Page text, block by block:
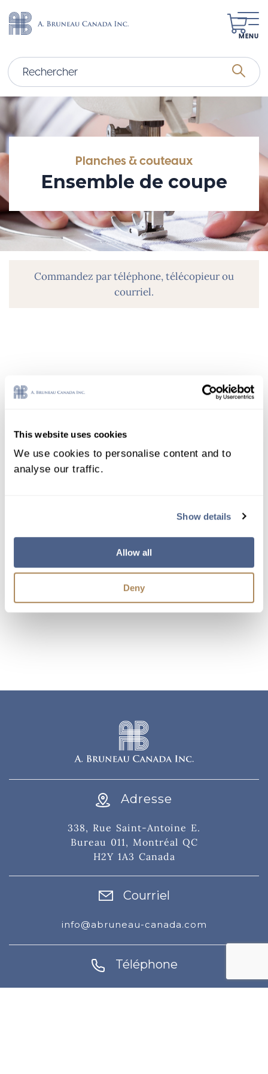
This website uses cookies
We use cookies to personalise content and to
analyse our traffic.
Show details
Allow all
Deny
MENU
Planches & couteaux
Ensemble de coupe
Commandez par téléphone, télécopieur ou
courriel.
jaune
Ajouter
Adresse
338, Rue Saint-Antoine E.
Bureau 011, Montréal QC
H2Y 1A3 Canada
Courriel
info@abruneau-canada.com
Téléphone